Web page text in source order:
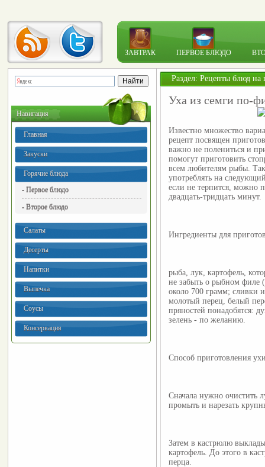
ЗАВТРАК ПЕРВОЕ БЛЮДО
Навигация
Главная
Закуски
Горячие блюда
- Первое блюдо
- Второе блюдо
Салаты
Десерты
Напитки
Выпечка
Соусы
Консервация
Раздел: Рецепты блюд на
Уха из семги по-
Известно множество
рецепт посвящен
важно не полениться и
помогут приготовить
всем любителям рыбы.
употреблять на
если не терпится, можно
двадцать-тридцать минут.
Ингредиенты для
рыба, лук, картофель,
не забыть о рыбном филе
около 700 грамм; сливки
молотый перец, белый
пряностей понадобятся:
зелень - по желанию.
Способ приготовления
Сначала нужно очистить
промыть и нарезать
Затем в кастрюлю
картофель. До этого в
перца.